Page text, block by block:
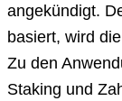
angekündigt.
basiert, wird
Zu den
Staking und